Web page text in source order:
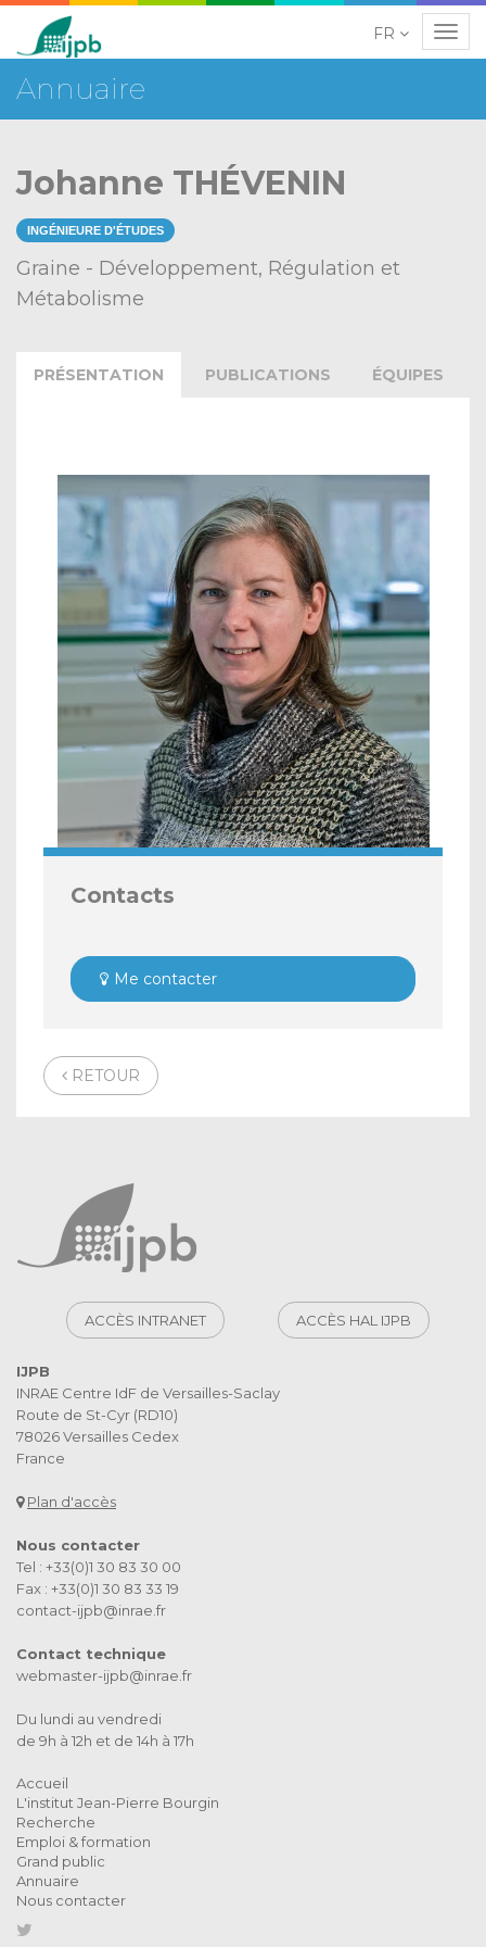
FR
Annuaire
Johanne THÉVENIN
INGÉNIEURE D'ÉTUDES
Graine - Développement, Régulation et
Métabolisme
PRÉSENTATION PUBLICATIONS ÉQUIPES
Contacts
Me contacter
RETOUR
ACCÈS INTRANET ACCÈS HAL IJPB
IJPB
INRAE Centre IdF de Versailles-Saclay
Route de St-Cyr (RD10)
78026 Versailles Cedex
France
Plan d'accès
Nous contacter
Tel : +33(0)1 30 83 30 00
Fax : +33(0)1 30 83 33 19
contact-ijpb@inrae.fr
Contact technique
webmaster-ijpb@inrae.fr
Du lundi au vendredi
de 9h à 12h et de 14h à 17h
Accueil
L'institut Jean-Pierre Bourgin
Recherche
Emploi & formation
Grand public
Annuaire
Nous contacter